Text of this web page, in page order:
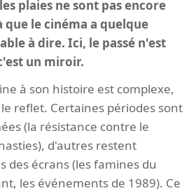
plaies ne sont pas encore
que le cinéma a quelque
à dire. Ici, le passé n'est
un miroir.
à son histoire est complexe,
reflet. Certaines périodes sont
(la résistance contre le
d'autres restent
des écrans (les famines du
les événements de 1989). Ce